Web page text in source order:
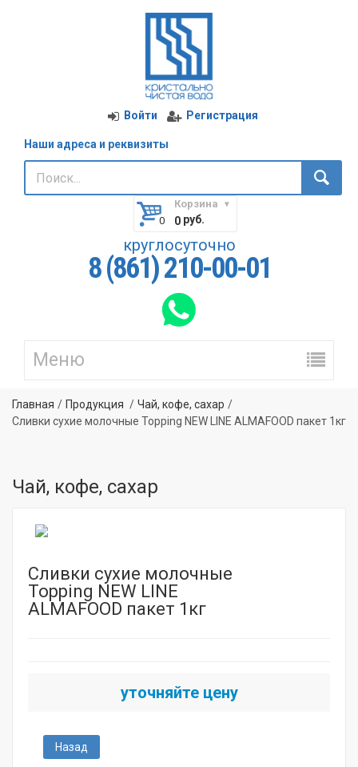
Войти Регистрация
Наши адреса и реквизиты
Корзина
0руб.
круглосуточно
8 (861) 210-00-01
Главная Продукция
Чай, кофе, сахар
Сливки сухие молочные Topping NEW LINE ALMAFOOD пакет 1кг
Чай, кофе, сахар
Сливки сухие молочные
Topping NEW LINE
ALMAFOOD пакет 1кг
уточняйте цену
Назад